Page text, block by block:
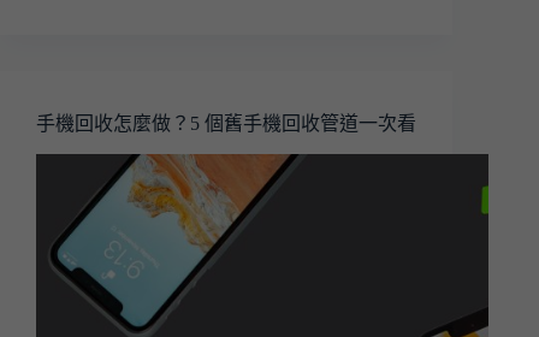
手機回收怎麼做？5 個舊手機回收管道一次看